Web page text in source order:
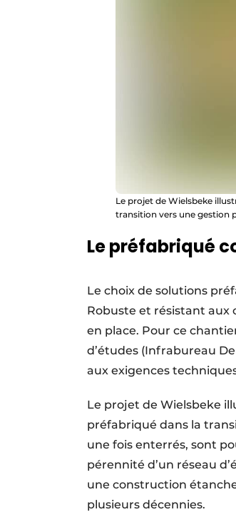
Le projet de Wielsbeke
transition vers une gestion
Le préfabriqué
Le choix de solutions
Robuste et résistant
en place. Pour ce
d’études (Infrabureau
aux exigences
Le projet de Wielsbeke
préfabriqué dans la
une fois enterrés, sont
pérennité d’un réseau
une construction
plusieurs décennies.